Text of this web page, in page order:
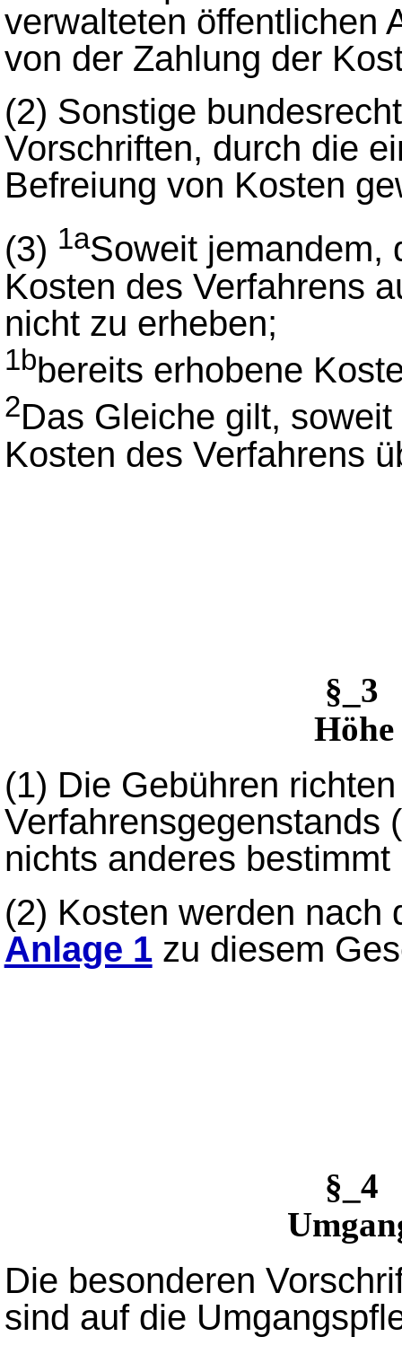
verwalteten öffentlichen
von der Zahlung der
(2) Sonstige
Vorschriften, durch die
Befreiung von Kosten
(3) 1aSoweit jemandem,
Kosten des Verfahrens
nicht zu erheben;
1bbereits erhobene
2Das Gleiche gilt,
Kosten des Verfahrens
§_3
(1) Die Gebühren
Verfahrensgegenstands
nichts anderes bestimmt
(2) Kosten werden nach
Anlage 1zu diesem
§_4
Die besonderen
sind auf die